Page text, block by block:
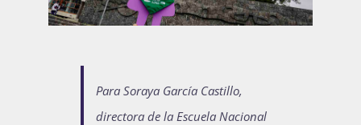
Para Soraya García Castillo,
directora de la Escuela Nacional